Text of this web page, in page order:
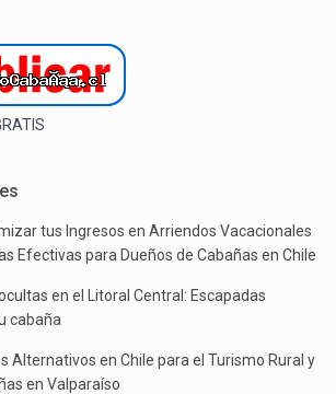
tus Ingresos en Arriendos Vacacionales
Efectivas para Dueños de Cabañas en Chile
en el Litoral Central: Escapadas
cabaña
Alternativos en Chile para el Turismo Rural y
en Valparaíso